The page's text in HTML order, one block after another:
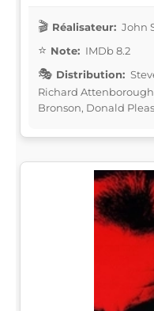
Réalisateur: John
Note: IMDb 8.2
Distribution:
Richard
Bronson, Donald